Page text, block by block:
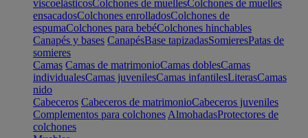
viscoelásticosColchones de muellesColchones de muelles
ensacadosColchones enrolladosColchones de
espumaColchones para bebéColchones hinchables
Canapés y bases CanapésBase tapizadasSomieresPatas de
somieres
Camas Camas de matrimonioCamas doblesCamas
individualesCamas juvenilesCamas infantilesLiterasCamas
nido
Cabeceros Cabeceros de matrimonioCabeceros juveniles
Complementos para colchones AlmohadasProtectores de
colchones